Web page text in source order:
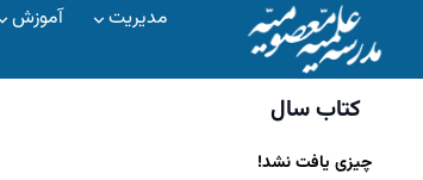
مدیریت آموزش
کتاب سال
چیزی یافت نشد!